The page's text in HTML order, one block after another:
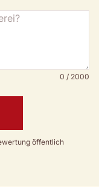
0 / 2000
öffentlich